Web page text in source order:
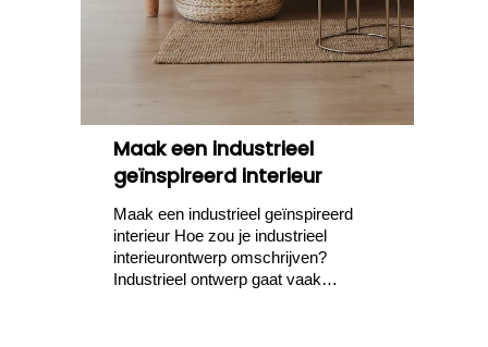
Maak een industrieel
geïnspireerd interieur
Maak een industrieel geïnspireerd
interieur Hoe zou je industrieel
interieurontwerp omschrijven?
Industrieel ontwerp gaat vaak…